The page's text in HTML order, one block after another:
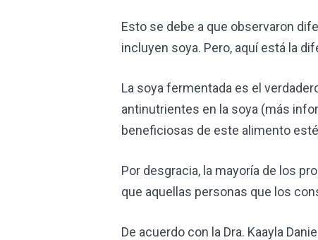
Esto se debe a que observaron
incluyen soya. Pero, aquí está la
La soya fermentada es el
antinutrientes en la soya (más
beneficiosas de este alimento
Por desgracia, la mayoría de los
que aquellas personas que los
De acuerdo con la Dra. Kaayla